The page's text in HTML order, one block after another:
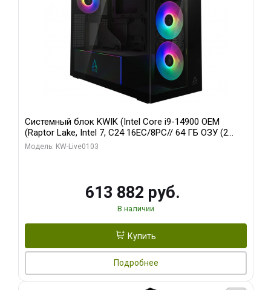
Системный блок KWIK (Intel Core i9-14900 OEM
(Raptor Lake, Intel 7, C24 16EC/8PC// 64 ГБ ОЗУ (2
модуля)/ Afox RTX4090 24GB GDDR6X 384-Bit 3xDP
Модель: KW-Live0103
613 882 руб.
В наличии
Купить
Подробнее